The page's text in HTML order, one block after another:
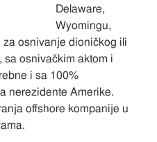
Delaware,
Wyomingu,
za osnivanje dioničkog ili
sa osnivačkim aktom i
i sa 100%
nerezidente Amerike.
offshore kompanije u